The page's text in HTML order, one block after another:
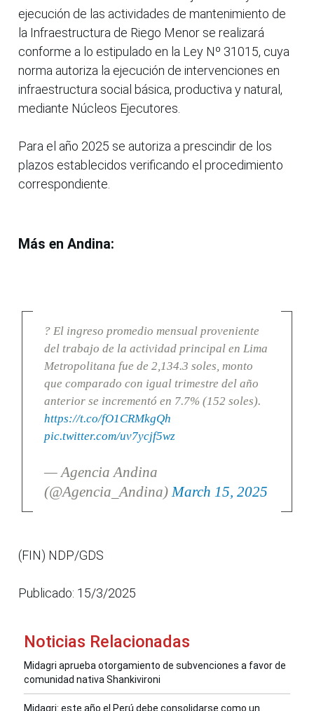
ejecución de las actividades de mantenimiento de
la Infraestructura de Riego Menor se realizará
conforme a lo estipulado en la Ley Nº 31015, cuya
norma autoriza la ejecución de intervenciones en
infraestructura social básica, productiva y natural,
mediante Núcleos Ejecutores.
Para el año 2025 se autoriza a prescindir de los
plazos establecidos verificando el procedimiento
correspondiente.
Más en Andina:
? El ingreso promedio mensual proveniente
del trabajo de la actividad principal en Lima
Metropolitana fue de 2,134.3 soles, monto
que comparado con igual trimestre del año
anterior se incrementó en 7.7% (152 soles).
https://t.co/fO1CRMkgQh
pic.twitter.com/uv7ycjf5wz
— Agencia Andina
(@Agencia_Andina) March 15, 2025
(FIN) NDP/GDS
Publicado: 15/3/2025
Noticias Relacionadas
Midagri aprueba otorgamiento de subvenciones a favor de
comunidad nativa Shankivironi
Midagri: este año el Perú debe consolidarse como un